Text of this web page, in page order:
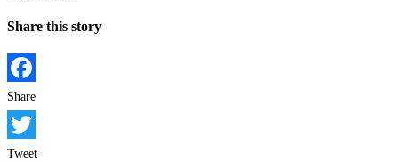
Share this story
Facebook
Share
Twitter
Tweet